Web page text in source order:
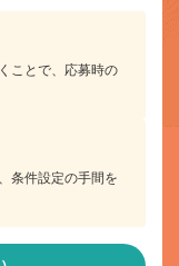
ことで、応募時の
条件設定の手間を